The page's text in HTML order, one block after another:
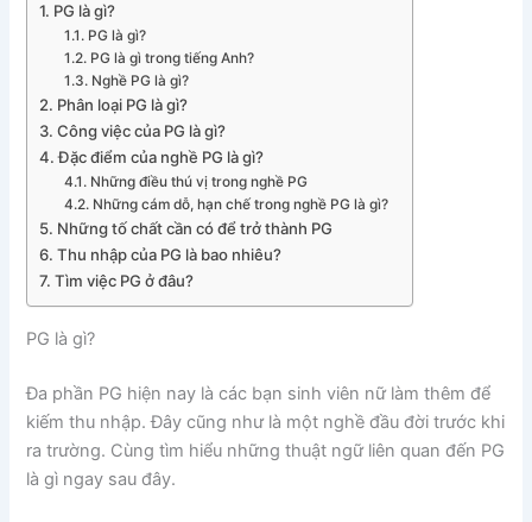
PG là gì?
PG là gì?
PG là gì trong tiếng Anh?
Nghề PG là gì?
Phân loại PG là gì?
Công việc của PG là gì?
Đặc điểm của nghề PG là gì?
Những điều thú vị trong nghề PG
Những cám dỗ, hạn chế trong nghề PG là gì?
Những tố chất cần có để trở thành PG
Thu nhập của PG là bao nhiêu?
Tìm việc PG ở đâu?
PG là gì?
Đa phần PG hiện nay là các bạn sinh viên nữ làm thêm để
kiếm thu nhập. Đây cũng như là một nghề đầu đời trước khi
ra trường. Cùng tìm hiểu những thuật ngữ liên quan đến PG
là gì ngay sau đây.